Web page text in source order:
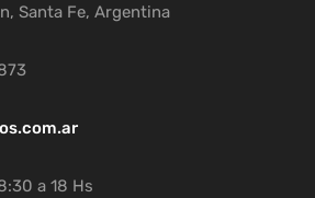
Santa Fe, Argentina
a 18 Hs